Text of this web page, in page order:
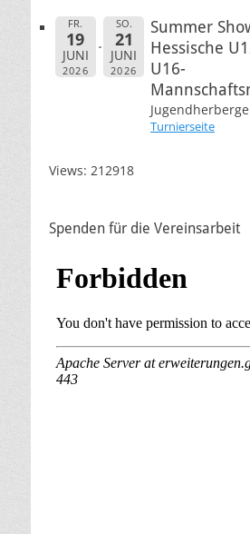
FR.
19
JUNI
2026
SO.
21
JUNI
2026
Summer
Hessische
U16-
Turnierseite
Views: 212918
Spenden für die Vereinsarbeit